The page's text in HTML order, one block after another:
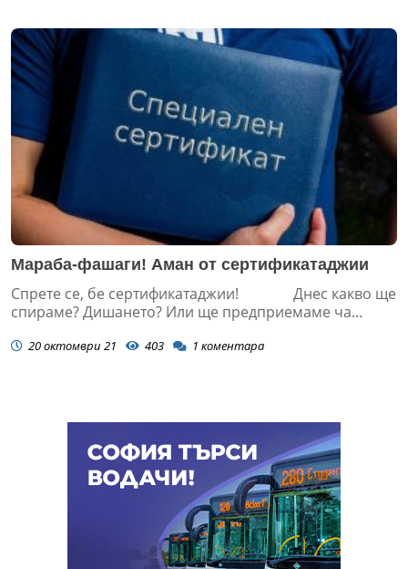
Мараба-фашаги! Аман от сертификатаджии
Спрете се, бе сертификатаджии! Днес какво ще
спираме? Дишането? Или ще предприемаме ча...
20 октомври 21 403 1 коментара